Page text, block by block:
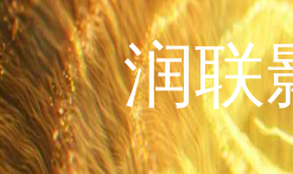
润联